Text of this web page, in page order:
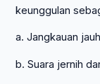
Center
Service
Clip
keunggulan
a. Jangkauan jauh
b. Suara jernih